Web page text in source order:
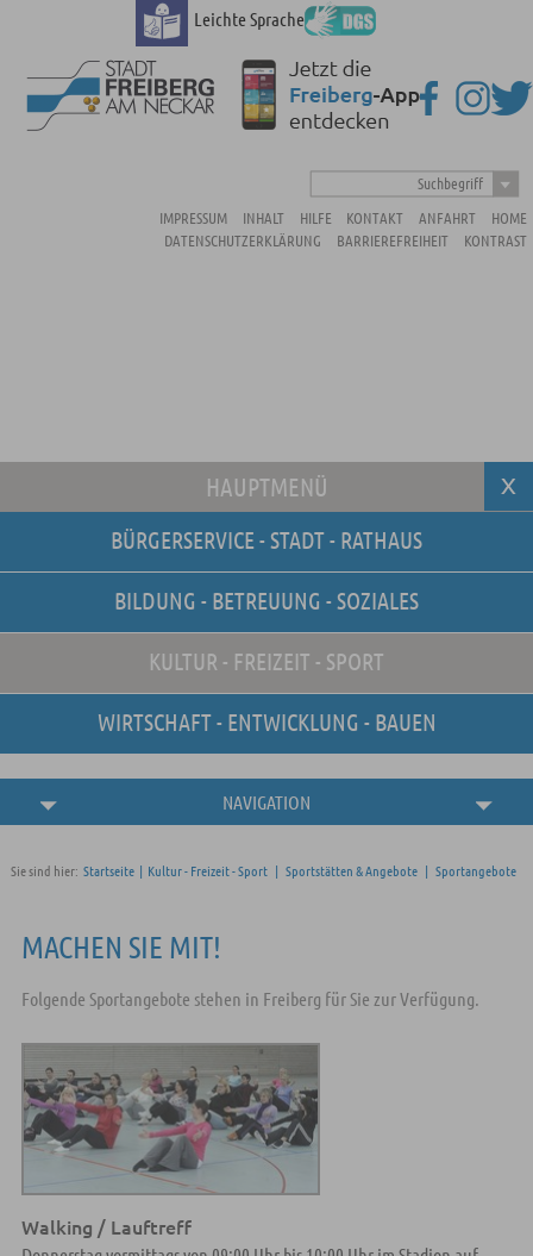
Leichte Sprache
Suchbegriff
IMPRESSUM
INHALT HILFE KONTAKT ANFAHRT
HOME
DATENSCHUTZERKLÄRUNG
BARRIEREFREIHEIT KONTRAST
HAUPTMENÜ
BÜRGERSERVICE - STADT - RATHAUS
BILDUNG - BETREUUNG - SOZIALES
KULTUR - FREIZEIT - SPORT
WIRTSCHAFT - ENTWICKLUNG - BAUEN
Unsere Stellenangebote
Online-Terminvereinbarung
Amtliche
Bekanntmachungen
NAVIGATION
Sie sind hier: Startseite | Kultur - Freizeit - Sport | Sportstätten & Angebote | Sportangebote
MACHEN SIE MIT!
Folgende Sportangebote stehen in Freiberg für Sie zur Verfügung.
Walking / Lauftreff